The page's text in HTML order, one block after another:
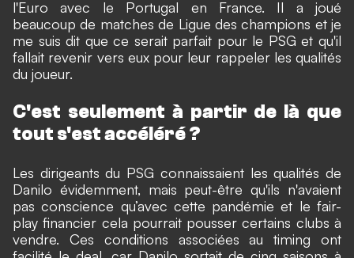
l'Euro avec le Portugal en France. Il a joué
beaucoup de matches de Ligue des champions et je
me suis dit que ce serait parfait pour le PSG et qu'il
fallait revenir vers eux pour leur rappeler les qualités
du joueur.
C'est seulement à partir de là que
tout s'est accéléré ?
Les dirigeants du PSG connaissaient les qualités de
Danilo évidemment, mais peut-être qu'ils n'avaient
pas conscience qu’avec cette pandémie et le fair-
play financier cela pourrait pousser certains clubs à
vendre. Ces conditions associées au timing ont